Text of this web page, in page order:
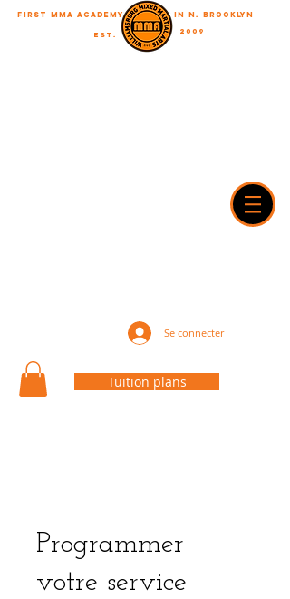
EST. 2009
in N. Brooklyn
First MMA academy
Se connecter
Tuition plans
Programmer
votre service